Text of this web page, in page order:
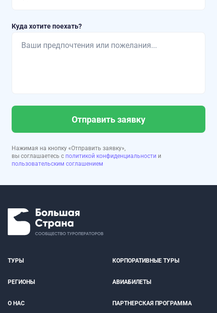
Куда хотите поехать?
Отправить заявку
Нажимая на кнопку «Отправить заявку»,
вы соглашаетесь с политикой конфиденциальности и
пользовательским соглашением
ТУРЫ КОРПОРАТИВНЫЕ ТУРЫ
РЕГИОНЫ АВИАБИЛЕТЫ
О НАС ПАРТНЕРСКАЯ ПРОГРАММА